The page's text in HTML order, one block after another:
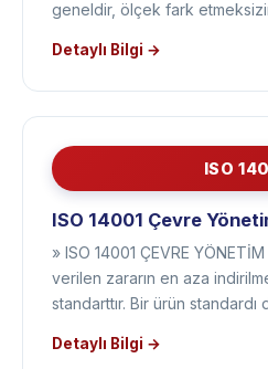
yönetim sistemi için minimum
geneldir, ölçek fark
ISO
ISO 14001 Çevre
» ISO 14001 ÇEVRE
verilen zararın en aza
standarttır. Bir ürün standardı